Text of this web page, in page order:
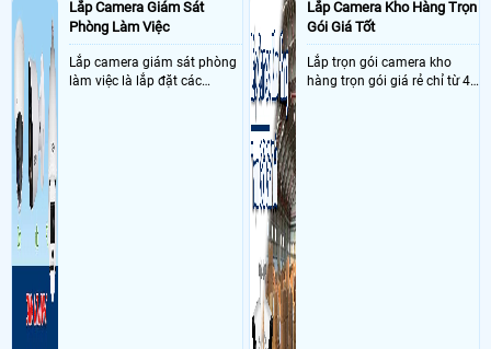
Đường Trịnh Quang Nghị, Phường 7, Quận 8, Thành phố Hồ Chí Minh Sử
dụng
Dịch vụ camera quan sát
DS-7616NXI-K1 : 1 cái, DS-2CD1021G2-
LIU: 6 cái, DS-2CD1121G2-LIU : 3 cái ,1 SWITCH 10 Port MECUSYS
MS110P 8 POE (100Mbps) ,1 SWITCH 6 Port MECUSYS MS106LP 5 POE
(100Mbps) ,RG-RAP2200(F) : 4 cái, RG-EG105G-P-V3 : 1 cái, tủ 4U , 7 Box ,ổ
cứng 4000GB : 1 cái (AN THỊNH PHÁT ), C6N G1 : 1 cái, 1 bộ chia POE
cho camera ezviz, 1 switch chia 8 port Tplink LS1008G (1Gbps)
Ngày: 11/04/2022
nói về Hướng Dẫn Cài Đặt Camera Ezviz Trên Điện
Thoại Từ A Đến Z
chào a/c mình cần hỗ trợ gì liên hệ hotline 0938112399 giúp em, cảm
ơn>
Ngày: 10/04/2022
nói về Hướng Dẫn Cài Đặt Camera Ezviz Trên Điện
Thoại Từ A Đến Z
Tôi có tài khoản mà đang nhập vào kg dc>
Ngày: 01/12/2020
nói về Hướng Dẫn Cài Đặt Camera Ezviz Trên Điện
Chào anh/chị mình cần tư vấn sản phẩm vui lòng liên hệ vào số điện
thoại hotline này giúp em 0938112399 để được hỗ trợ tư vấn tốt hơn,cảm
Lắp Camera Giám Sát
Phòng Làm Việc
Lắp camera giám sát phòng
làm việc là lắp đặt các
Lắp Camera Kho Hàng Trọn
Gói Giá Tốt
Lắp trọn gói camera kho
hàng trọn gói giá rẻ chỉ từ 4